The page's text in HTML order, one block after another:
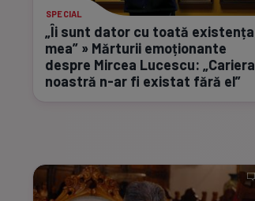
SPECIAL
„Îi sunt dator cu toată existența
mea” » Mărturii emoționante
despre Mircea Lucescu: „Cariera
noastră n-ar fi existat fără el”